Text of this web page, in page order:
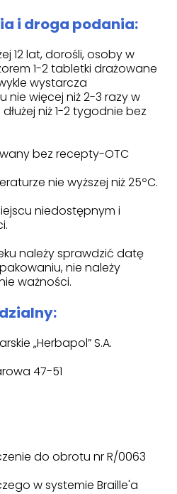
i droga podania:
12 lat, dorośli, osoby w
1-2 tabletki drażowane
wystarcza
nie więcej niż 2-3 razy w
niż 1-2 tygodnie bez
bez recepty-OTC
nie wyższej niż 25ºC.
niedostępnym i
należy sprawdzić datę
nie należy
ważności.
„Herbapol” S.A.
47-51
do obrotu nr R/0063
w systemie Braille'a